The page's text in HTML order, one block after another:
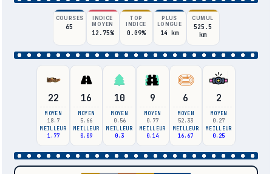
COURSES
65
INDICE
MOYEN
12.75%
TOP
INDICE
0.09%
PLUS
LONGUE
14 km
CUMUL
525.5
km
22
MOYEN
18.7
MEILLEUR
1.77
16
MOYEN
5.66
MEILLEUR
0.09
10
MOYEN
0.56
MEILLEUR
0.3
9
MOYEN
0.77
MEILLEUR
0.14
6
MOYEN
52.33
MEILLEUR
16.67
2
MOYEN
0.27
MEILLEUR
0.25